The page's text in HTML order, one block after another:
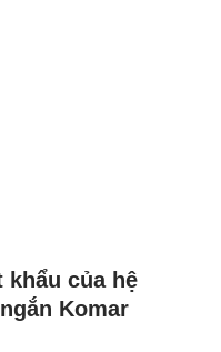
khẩu của hệ
Komar